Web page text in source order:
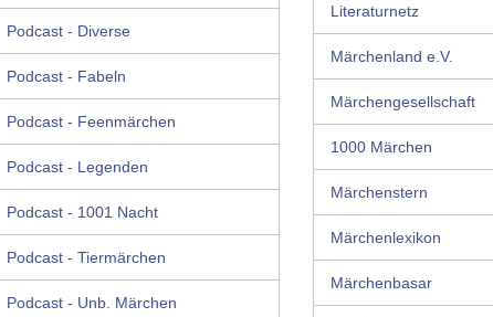
Podcast - Diverse
Podcast - Fabeln
Podcast - Feenmärchen
Podcast - Legenden
Podcast - 1001 Nacht
Podcast - Tiermärchen
Podcast - Unb. Märchen
Literaturnetz
Märchenland e.V.
Märchengesellschaft
1000 Märchen
Märchenstern
Märchenlexikon
Märchenbasar